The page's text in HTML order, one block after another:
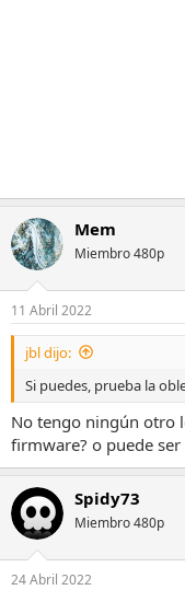
Mem
Miembro 480p
11 Abril 2022
jbl dijo:
Si puedes, prueba la
No tengo ningún otro
firmware? o puede
Spidy73
Miembro 480p
24 Abril 2022